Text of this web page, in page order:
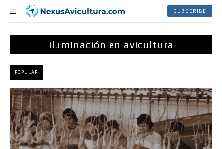
SUBSCRIBE
iluminación en avicultura
POPULAR